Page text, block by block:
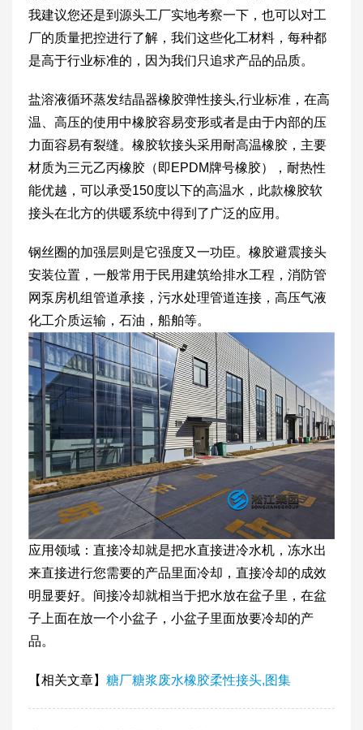
我建议您还是到源头工厂实地考察一下，也可以对工
厂的质量把控进行了解，我们这些化工材料，每种都
是高于行业标准的，因为我们只追求产品的品质。
盐溶液循环蒸发结晶器橡胶弹性接头,行业标准，在高
温、高压的使用中橡胶容易变形或者是由于内部的压
力面容易有裂缝。橡胶软接头采用耐高温橡胶，主要
材质为三元乙丙橡胶（即EPDM牌号橡胶），耐热性
能优越，可以承受150度以下的高温水，此款橡胶软
接头在北方的供暖系统中得到了广泛的应用。
钢丝圈的加强层则是它强度又一功臣。橡胶避震接头
安装位置，一般常用于民用建筑给排水工程，消防管
网泵房机组管道承接，污水处理管道连接，高压气液
化工介质运输，石油，船舶等。
应用领域：直接冷却就是把水直接进冷水机，冻水出
来直接进行您需要的产品里面冷却，直接冷却的成效
明显要好。间接冷却就相当于把水放在盆子里，在盆
子上面在放一个小盆子，小盆子里面放要冷却的产
品。
【相关文章】 糖厂糖浆废水橡胶柔性接头,图集